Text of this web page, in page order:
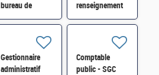
bureau de
l'expertise
industrielle au
SBDU-SI-
SDBU-016 H/F
renseignement
« réseaux
/immigration
illégale » H/F
Gestionnaire
administratif
Comptable
public - SGC